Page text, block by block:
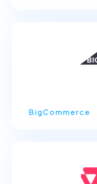
BigCommerce